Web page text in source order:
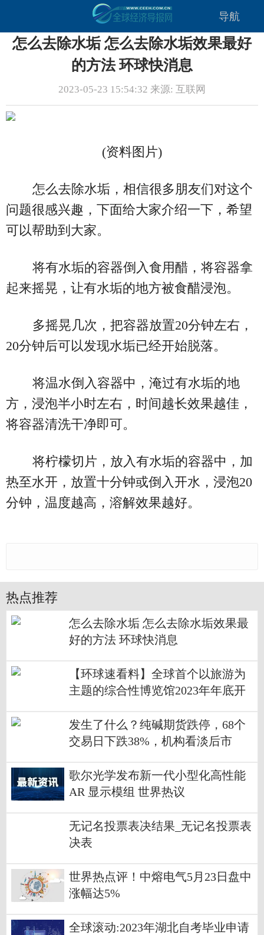
导航
怎么去除水垢 怎么去除水垢效果最好
的方法 环球快消息
2023-05-23 15:54:32 来源: 互联网
(资料图片)
怎么去除水垢，相信很多朋友们对这个
问题很感兴趣，下面给大家介绍一下，希望
可以帮助到大家。
将有水垢的容器倒入食用醋，将容器拿
起来摇晃，让有水垢的地方被食醋浸泡。
多摇晃几次，把容器放置20分钟左右，
20分钟后可以发现水垢已经开始脱落。
将温水倒入容器中，淹过有水垢的地
方，浸泡半小时左右，时间越长效果越佳，
将容器清洗干净即可。
将柠檬切片，放入有水垢的容器中，加
热至水开，放置十分钟或倒入开水，浸泡20
分钟，温度越高，溶解效果越好。
热点推荐
怎么去除水垢 怎么去除水垢效果最
好的方法 环球快消息
【环球速看料】全球首个以旅游为
主题的综合性博览馆2023年年底开
发生了什么？纯碱期货跌停，68个
交易日下跌38%，机构看淡后市
歌尔光学发布新一代小型化高性能
AR 显示模组 世界热议
无记名投票表决结果_无记名投票表
决表
世界热点评！中熔电气5月23日盘中
涨幅达5%
全球滚动:2023年湖北自考毕业申请